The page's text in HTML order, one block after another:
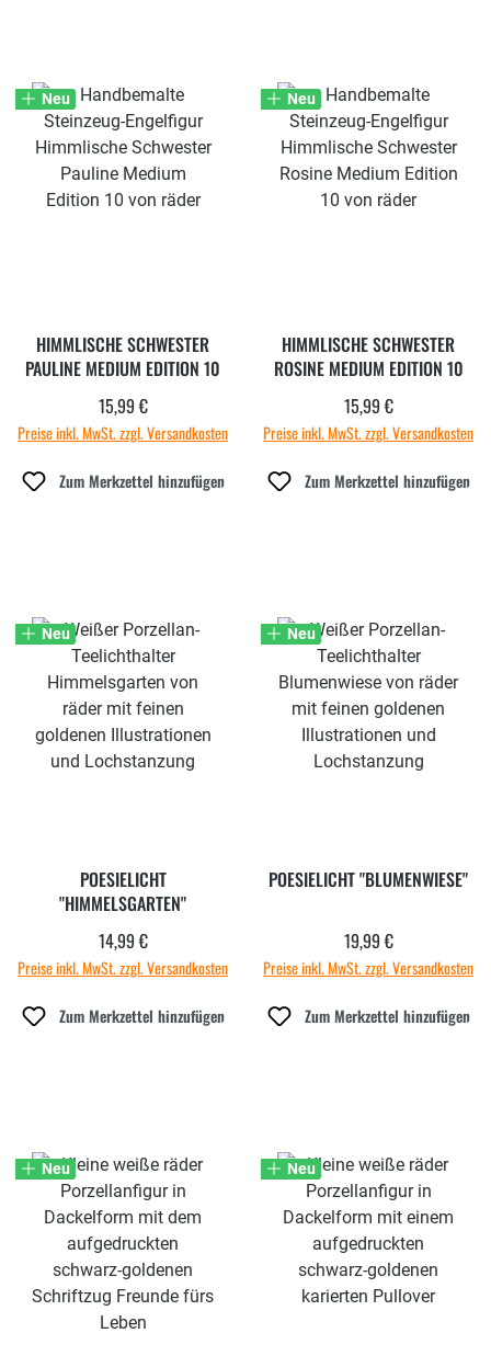
Neu
HIMMLISCHE SCHWESTER
PAULINE MEDIUM EDITION 10
Regulärer Preis:
15,99 €
Preise inkl. MwSt. zzgl. Versandkosten
Zum Merkzettel hinzufügen
Neu
HIMMLISCHE SCHWESTER
ROSINE MEDIUM EDITION 10
Regulärer Preis:
15,99 €
Preise inkl. MwSt. zzgl. Versandkosten
Zum Merkzettel hinzufügen
Neu
POESIELICHT
"HIMMELSGARTEN"
Regulärer Preis:
14,99 €
Preise inkl. MwSt. zzgl. Versandkosten
Zum Merkzettel hinzufügen
Neu
POESIELICHT "BLUMENWIESE"
Regulärer Preis:
19,99 €
Preise inkl. MwSt. zzgl. Versandkosten
Zum Merkzettel hinzufügen
Neu Neu